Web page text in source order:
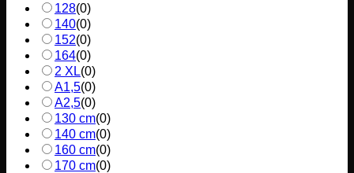
128(0)
140(0)
152(0)
164(0)
2 XL(0)
A1,5(0)
A2,5(0)
130 cm(0)
140 cm(0)
160 cm(0)
170 cm(0)